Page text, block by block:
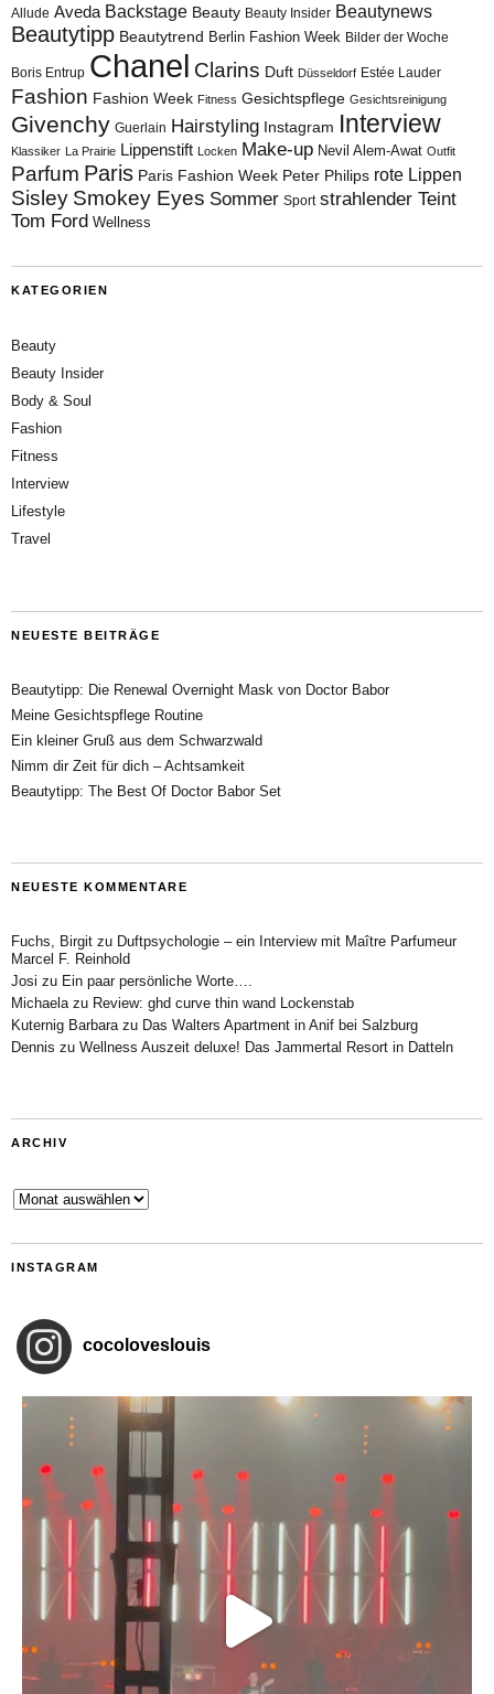
Allude Aveda Backstage Beauty Beauty Insider Beautynews
Beautytipp Beautytrend Berlin Fashion Week Bilder der Woche
Boris Entrup Chanel Clarins Duft Düsseldorf Estée Lauder
Fashion Fashion Week Fitness Gesichtspflege Gesichtsreinigung
Givenchy Guerlain Hairstyling Instagram Interview
Klassiker La Prairie Lippenstift Locken Make-up Nevil Alem-Awat Outfit
Parfum Paris Paris Fashion Week Peter Philips rote Lippen
Sisley Smokey Eyes Sommer Sport strahlender Teint
Tom Ford Wellness
KATEGORIEN
Beauty
Beauty Insider
Body & Soul
Fashion
Fitness
Interview
Lifestyle
Travel
NEUESTE BEITRÄGE
Beautytipp: Die Renewal Overnight Mask von Doctor Babor
Meine Gesichtspflege Routine
Ein kleiner Gruß aus dem Schwarzwald
Nimm dir Zeit für dich – Achtsamkeit
Beautytipp: The Best Of Doctor Babor Set
NEUESTE KOMMENTARE
Fuchs, Birgit zu Duftpsychologie – ein Interview mit Maître Parfumeur
Marcel F. Reinhold
Josi zu Ein paar persönliche Worte….
Michaela zu Review: ghd curve thin wand Lockenstab
Kuternig Barbara zu Das Walters Apartment in Anif bei Salzburg
Dennis zu Wellness Auszeit deluxe! Das Jammertal Resort in Datteln
ARCHIV
Archiv
INSTAGRAM
cocoloveslouis